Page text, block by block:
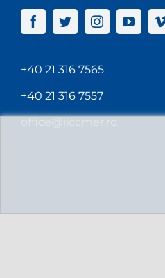
+40 21 316 7565
+40 21 316 7557
office@iiccmer.ro